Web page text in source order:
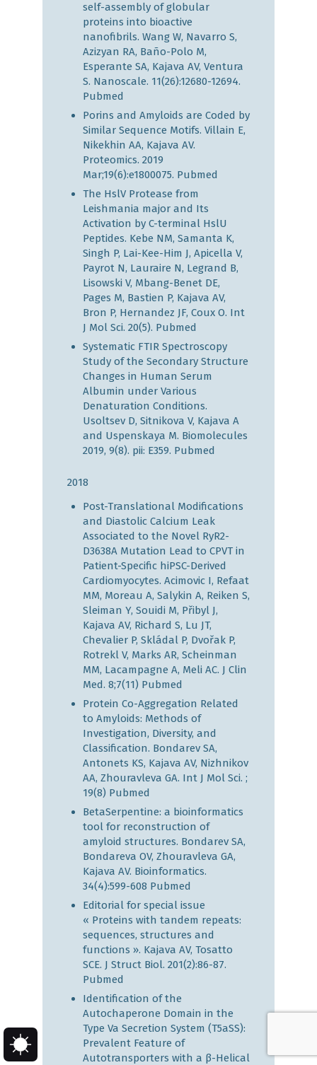
self-assembly of globular
proteins into bioactive
nanofibrils. Wang W, Navarro S,
Azizyan RA, Baño-Polo M,
Esperante SA, Kajava AV, Ventura
S. Nanoscale. 11(26):12680-12694.
Pubmed
Porins and Amyloids are Coded by
Similar Sequence Motifs. Villain E,
Nikekhin AA, Kajava AV.
Proteomics. 2019
Mar;19(6):e1800075. Pubmed
The HslV Protease from
Leishmania major and Its
Activation by C-terminal HslU
Peptides. Kebe NM, Samanta K,
Singh P, Lai-Kee-Him J, Apicella V,
Payrot N, Lauraire N, Legrand B,
Lisowski V, Mbang-Benet DE,
Pages M, Bastien P, Kajava AV,
Bron P, Hernandez JF, Coux O. Int
J Mol Sci. 20(5). Pubmed
Systematic FTIR Spectroscopy
Study of the Secondary Structure
Changes in Human Serum
Albumin under Various
Denaturation Conditions.
Usoltsev D, Sitnikova V, Kajava A
and Uspenskaya M. Biomolecules
2019, 9(8). pii: E359. Pubmed
2018
Post-Translational Modifications
and Diastolic Calcium Leak
Associated to the Novel RyR2-
D3638A Mutation Lead to CPVT in
Patient-Specific hiPSC-Derived
Cardiomyocytes. Acimovic I, Refaat
MM, Moreau A, Salykin A, Reiken S,
Sleiman Y, Souidi M, Přibyl J,
Kajava AV, Richard S, Lu JT,
Chevalier P, Skládal P, Dvořak P,
Rotrekl V, Marks AR, Scheinman
MM, Lacampagne A, Meli AC. J Clin
Med. 8;7(11) Pubmed
Protein Co-Aggregation Related
to Amyloids: Methods of
Investigation, Diversity, and
Classification. Bondarev SA,
Antonets KS, Kajava AV, Nizhnikov
AA, Zhouravleva GA. Int J Mol Sci. ;
19(8) Pubmed
BetaSerpentine: a bioinformatics
tool for reconstruction of
amyloid structures. Bondarev SA,
Bondareva OV, Zhouravleva GA,
Kajava AV. Bioinformatics.
34(4):599-608 Pubmed
Editorial for special issue
« Proteins with tandem repeats:
sequences, structures and
functions ». Kajava AV, Tosatto
SCE. J Struct Biol. 201(2):86-87.
Pubmed
Identification of the
Autochaperone Domain in the
Type Va Secretion System (T5aSS):
Prevalent Feature of
Autotransporters with a β-Helical